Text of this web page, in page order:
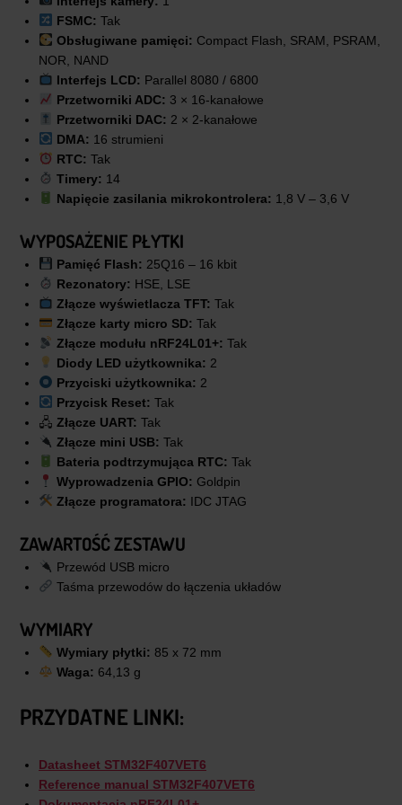
FSMC: Tak
Obsługiwane pamięci: Compact Flash, SRAM, PSRAM,
NOR, NAND
Interfejs LCD: Parallel 8080 / 6800
Przetworniki ADC: 3 × 16-kanałowe
Przetworniki DAC: 2 × 2-kanałowe
DMA: 16 strumieni
RTC: Tak
Timery: 14
Napięcie zasilania mikrokontrolera: 1,8 V – 3,6 V
WYPOSAŻENIE PŁYTKI
Pamięć Flash: 25Q16 – 16 kbit
Rezonatory: HSE, LSE
Złącze wyświetlacza TFT: Tak
Złącze karty micro SD: Tak
Złącze modułu nRF24L01+: Tak
Diody LED użytkownika: 2
Przyciski użytkownika: 2
Przycisk Reset: Tak
🖧 Złącze UART: Tak
Złącze mini USB: Tak
Bateria podtrzymująca RTC: Tak
Wyprowadzenia GPIO: Goldpin
Złącze programatora: IDC JTAG
ZAWARTOŚĆ ZESTAWU
Przewód USB micro
Taśma przewodów do łączenia układów
WYMIARY
Wymiary płytki: 85 x 72 mm
Waga: 64,13 g
PRZYDATNE LINKI:
Datasheet STM32F407VET6
Reference manual STM32F407VET6